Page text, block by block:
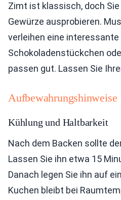
Zimt ist klassisch, doch
Gewürze ausprobieren.
verleihen eine interessante
Schokoladenstückchen
passen gut. Lassen Sie
Aufbewahrungshinweise
Kühlung und Haltbarkeit
Nach dem Backen sollte
Lassen Sie ihn etwa 15
Danach legen Sie ihn auf
Kuchen bleibt bei